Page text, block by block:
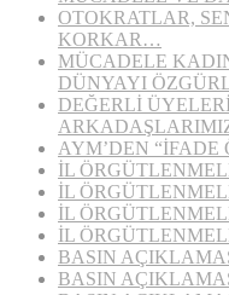
OTOKRATLAR,
KORKAR…
MÜCADELE
DÜNYAYI
DEĞERLİ
AYM’DEN
İL
İL
İL
İL
BASIN
BASIN